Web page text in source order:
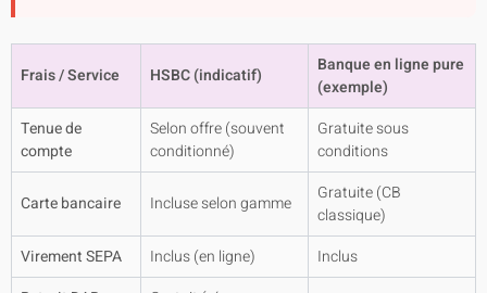
Frais / Service HSBC (indicatif)
Banque en ligne pure
(exemple)
Tenue de
compte
Selon offre (souvent
conditionné)
Gratuite sous
conditions
Carte bancaire Incluse selon gamme
Gratuite (CB
classique)
Virement SEPA
Inclus (en ligne)
Inclus